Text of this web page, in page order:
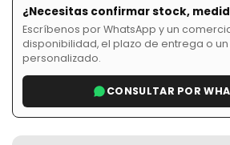
¿Necesitas confirmar stock,
Escríbenos por WhatsApp y un
disponibilidad, el plazo de entrega o
personalizado.
CONSULTAR POR